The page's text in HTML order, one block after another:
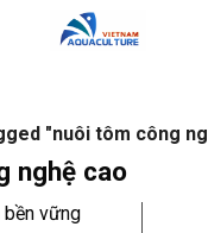
"nuôi tôm công
nghệ cao
bền vững